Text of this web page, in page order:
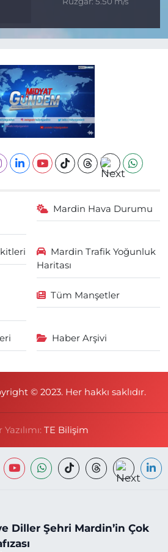
Mardin Hava Durumu
Mardin Trafik Yoğunluk
Haritası
Tüm Manşetler
Haber Arşivi
© 2023. Her hakkı saklıdır.
TE Bilişim
Diller Şehri Mardin’in Çok